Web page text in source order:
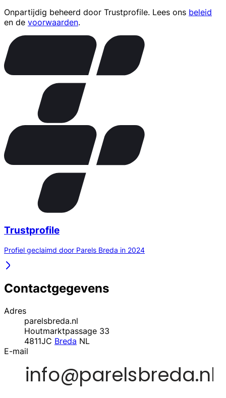
Onpartijdig beheerd door Trustprofile. Lees ons beleid
en de voorwaarden.
Trustprofile
Profiel geclaimd door Parels Breda in 2024
Contactgegevens
Adres
parelsbreda.nl
Houtmarktpassage 33
4811JC Breda NL
E-mail